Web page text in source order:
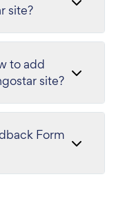
site?
to add
site?
Form